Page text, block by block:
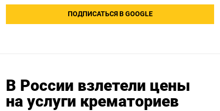
ПОДПИСАТЬСЯ В GOOGLE
В России взлетели цены
на услуги крематориев